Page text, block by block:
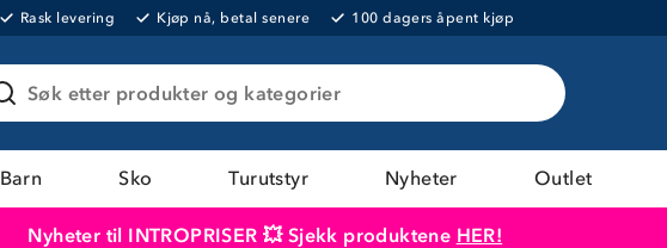
Rask levering Kjøp nå, betal senere 100 dagers åpent kjøp
Søk etter produkter og kategorier
Barn Sko Turutstyr Nyheter Outlet
Nyheter til INTROPRISER 💥 Sjekk produktene HER!